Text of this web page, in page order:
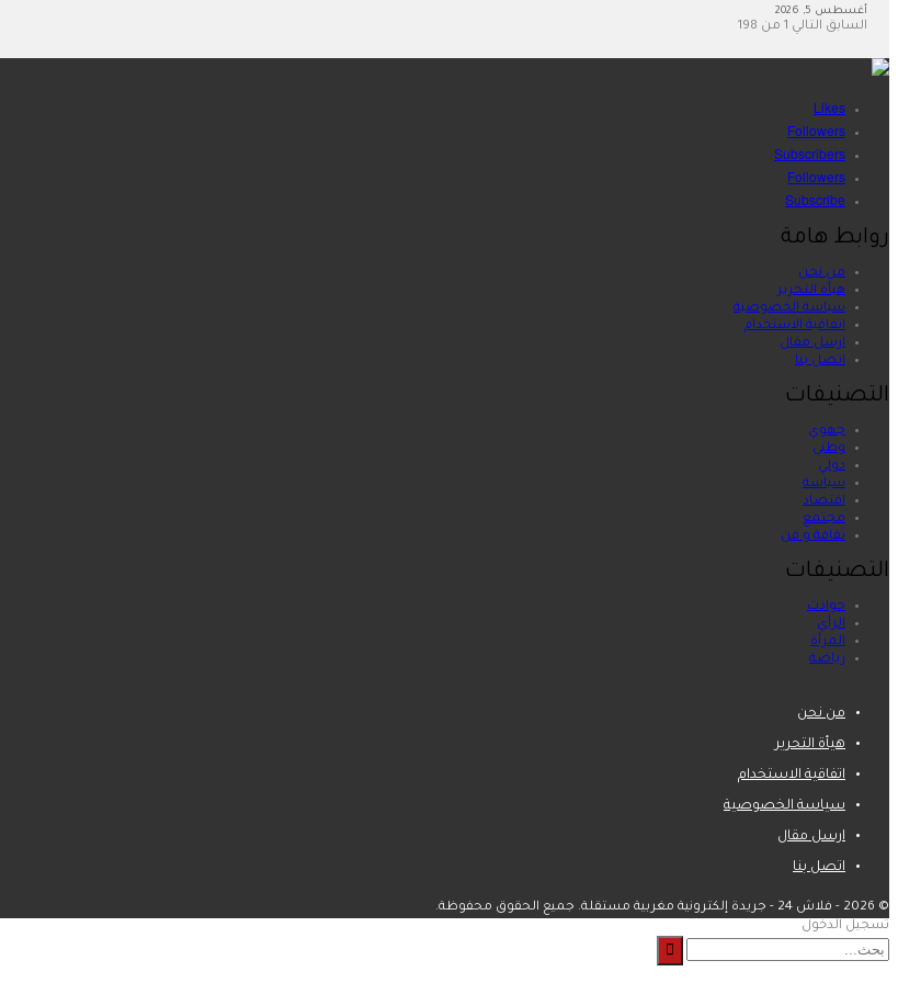
أغسطس 5, 2026
السابق التالي 1 من 198
Likes
Followers
Subscribers
Followers
Subscribe
روابط هامة
من نحن
هيأة التحرير
سياسة الخصوصية
اتفاقية الاستخدام
ارسل مقال
اتصل بنا
التصنيفات
جهوي
وطني
دولي
سياسة
اقتصاد
مجتمع
ثقافة و فن
التصنيفات
حوادث
الرأي
المرأة
رياضة
من نحن
هيأة التحرير
اتفاقية الاستخدام
سياسة الخصوصية
ارسل مقال
اتصل بنا
© 2026 - فلاش 24 - جريدة إلكترونية مغربية مستقلة. جميع الحقوق محفوظة.
تسجيل الدخول